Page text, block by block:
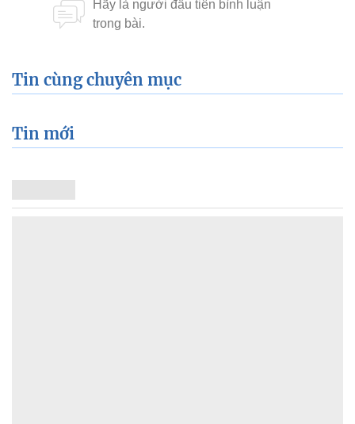
Tin cùng chuyên mục
Tin mới